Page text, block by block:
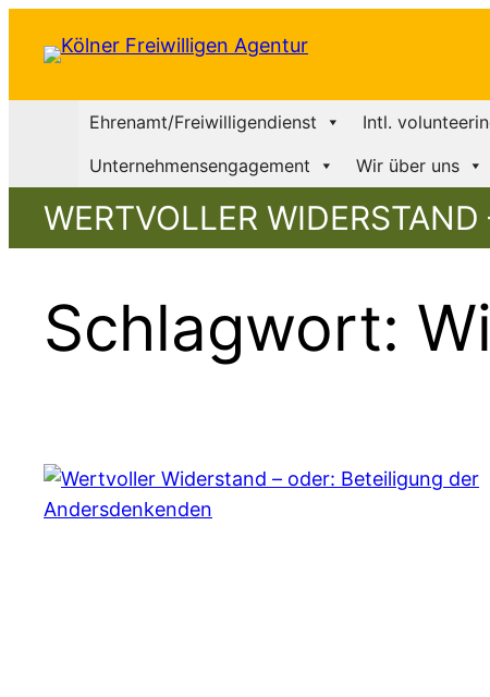
Inhalt
Ehrenamt/Freiwilligendienst Intl.
Unternehmensengagement
Wir über uns
WERTVOLLER
Schlagwort: